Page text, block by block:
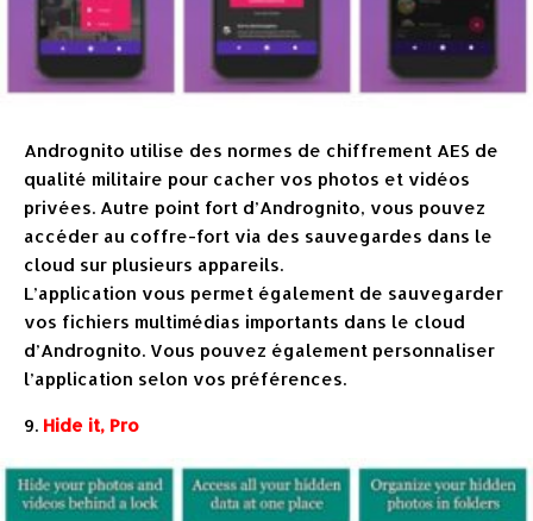
Andrognito utilise des normes de chiffrement AES de
qualité militaire pour cacher vos photos et vidéos
privées. Autre point fort d’Andrognito, vous pouvez
accéder au coffre-fort via des sauvegardes dans le
cloud sur plusieurs appareils.
L’application vous permet également de sauvegarder
vos fichiers multimédias importants dans le cloud
d’Andrognito. Vous pouvez également personnaliser
l’application selon vos préférences.
9. Hide it, Pro